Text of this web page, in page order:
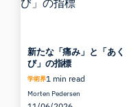
新たな「痛み」と「あく
び」の指標
学術界1 min read
Morten Pedersen